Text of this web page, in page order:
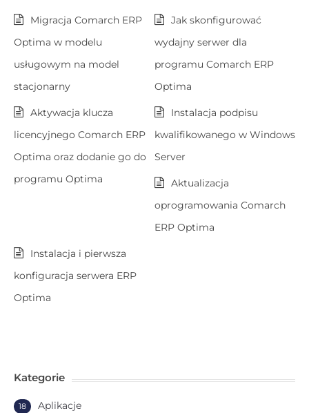
Migracja Comarch ERP
Optima w modelu
usługowym na model
stacjonarny
Jak skonfigurować
wydajny serwer dla
programu Comarch ERP
Optima
Aktywacja klucza
licencyjnego Comarch ERP
Optima oraz dodanie go do
programu Optima
Instalacja podpisu
kwalifikowanego w Windows
Server
Aktualizacja
oprogramowania Comarch
ERP Optima
Instalacja i pierwsza
konfiguracja serwera ERP
Optima
Kategorie
Aplikacje
18